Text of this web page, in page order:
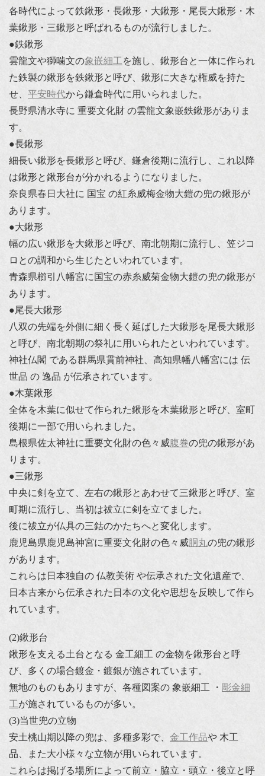
各時代によって鉄鍬形・長鍬形・大鍬形・尾長大鍬形・木
葉鍬形・三鍬形と呼ばれるものが流行しました。
●鉄鍬形
雲龍文や獅噛文の象嵌細工 を施し、鍬形台と一体に作られ
た鉄製の鍬形を鉄鍬形と呼び、鍬形に大きな権威を持た
せ、 平安時代から鎌倉時代に用いられました。
長野県清水寺に 重要文化財 の雲龍文象嵌鉄鍬形がありま
す。
●長鍬形
細長い鍬形を長鍬形と呼び、鎌倉後期に流行し、これ以降
は鍬形と鍬形台が分かれるようになりました。
奈良県春日大社に 国宝 の紅糸威梅金物大鎧の兜の鍬形が
あります。
●大鍬形
幅の広い鍬形を大鍬形と呼び、南北朝期に流行し、笠ジコ
ロとの調和から生じたといわれています。
青森県櫛引八幡宮に国宝の赤糸威菊金物大鎧の兜の鍬形が
あります。
●尾長大鍬形
八双の先端を外側に細く長く延ばした大鍬形を尾長大鍬形
と呼び、南北朝期の祭礼に用いられたといわれています。
神社仏閣 である群馬県貫前神社、高知県幡八幡宮には 伝
世品 の 逸品 が伝承されています。
●木葉鍬形
全体を木葉に似せて作られた鍬形を木葉鍬形と呼び、室町
後期に一部で用いられました。
島根県佐太神社に重要文化財の色々威腹巻の兜の鍬形があ
ります。
●三鍬形
中央に剣を立て、左右の鍬形とあわせて三鍬形と呼び、室
町期に流行し、当初は祓立に剣を立てました。
後に祓立が仏具の三鈷のかたちへと変化します。
鹿児島県鹿児島神宮に重要文化財の色々威胴丸の兜の鍬形
があります。
これらは日本独自の 仏教美術 や伝承された文化遺産で、
日本古来から伝承された日本の文化や思想を反映して作ら
れています。
(2)鍬形台
鍬形を支える土台となる 金工細工 の金物を鍬形台と呼
び、多くの場合鍍金・鍍銀が施されています。
無地のものもありますが、各種図案の 象嵌細工 ・ 彫金細
工が施されているものが多い。
(3)当世兜の立物
安土桃山期以降の兜は、多種多彩で、 金工作品や 木工
品、また大小様々な立物が用いられています。
これらは掲げる場所によって前立・脇立・頭立・後立と呼